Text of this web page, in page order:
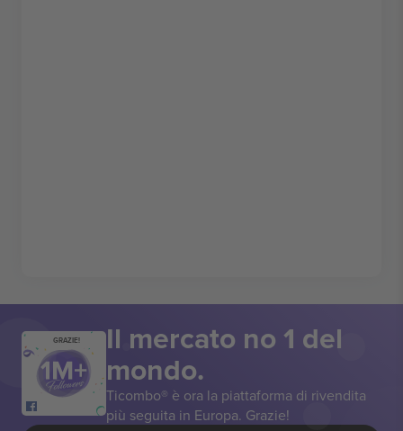
GRAZIE! Il mercato no 1 del
mondo.
Ticombo® è ora la piattaforma di rivendita
più seguita in Europa. Grazie!